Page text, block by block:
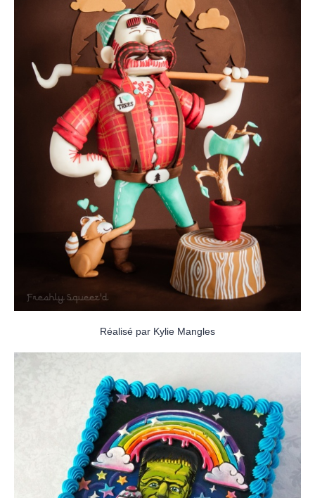
Réalisé par Kylie Mangles